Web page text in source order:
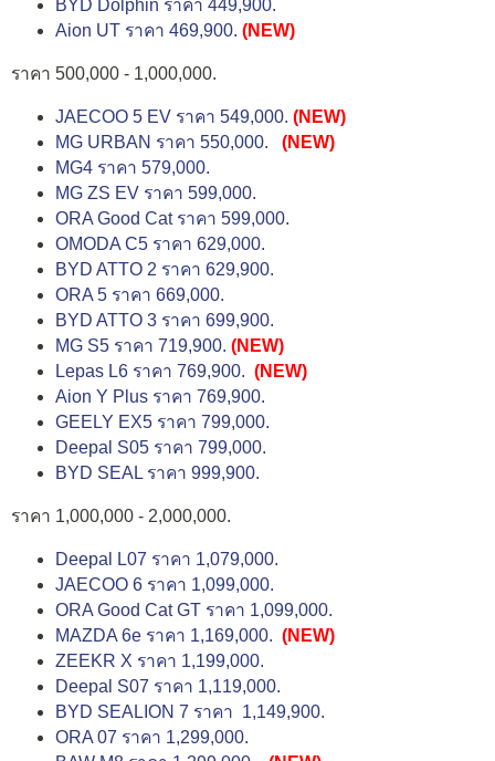
BYD Dolphin ราคา 449,900.
Aion UT ราคา 469,900. (NEW)
ราคา 500,000 - 1,000,000.
JAECOO 5 EV ราคา 549,000. (NEW)
MG URBAN ราคา 550,000.
(NEW)
MG4 ราคา 579,000.
MG ZS EV ราคา 599,000.
ORA Good Cat ราคา 599,000.
OMODA C5 ราคา 629,000.
BYD ATTO 2 ราคา 629,900.
ORA 5 ราคา 669,000.
BYD ATTO 3 ราคา 699,900.
MG S5 ราคา 719,900. (NEW)
Lepas L6 ราคา 769,900. (NEW)
Aion Y Plus ราคา 769,900.
GEELY EX5 ราคา 799,000.
Deepal S05 ราคา 799,000.
BYD SEAL ราคา 999,900.
ราคา 1,000,000 - 2,000,000.
Deepal L07 ราคา 1,079,000.
JAECOO 6 ราคา 1,099,000.
ORA Good Cat GT ราคา 1,099,000.
MAZDA 6e ราคา 1,169,000. (NEW)
ZEEKR X ราคา 1,199,000.
Deepal S07 ราคา 1,119,000.
BYD SEALION 7 ราคา 1,149,900.
ORA 07 ราคา 1,299,000.